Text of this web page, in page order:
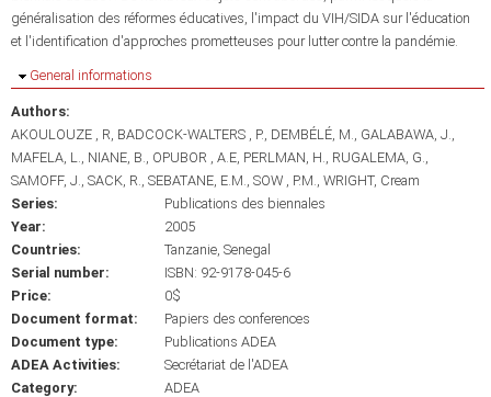
généralisation des réformes éducatives, l'impact du VIH/SIDA sur l'éducation
et l'identification d'approches prometteuses pour lutter contre la pandémie.
Hide
General informations
Authors:
AKOULOUZE , R BADCOCK-WALTERS , P. DEMBÉLÉ, M.
GALABAWA, J.
MAFELA, L. NIANE, B. OPUBOR , A.E PERLMAN, H.
RUGALEMA, G.
SAMOFF, J. SACK, R. SEBATANE, E.M. SOW , P.M. WRIGHT, Cream
Series:
Publications des biennales
Year:
2005
Countries:
Tanzanie Senegal
Serial number:
ISBN: 92-9178-045-6
Price:
0$
Document format:
Papiers des conferences
Document type:
Publications ADEA
ADEA Activities:
Secrétariat de l'ADEA
Category:
ADEA